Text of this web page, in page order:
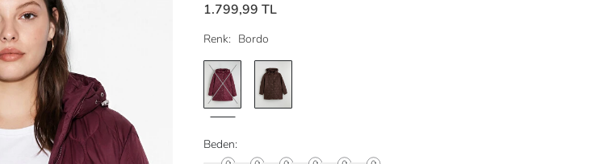
1.799,99 TL
Renk: Bordo
Beden: